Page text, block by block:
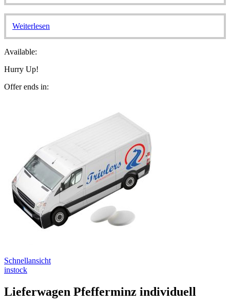
Weiterlesen
Available:
Hurry Up!
Offer ends in:
Schnellansicht
instock
Lieferwagen Pfefferminz individuell